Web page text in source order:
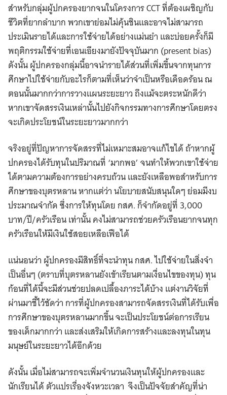
สำหรับกลุ่มผู้ปกครองยากจนในโครงการ CCT ที่ต้องเผชิญกับ
ชีวิตที่ยากลำบาก พวกเขาย่อมไม่คุ้นชินและอาจไม่สามารถ
ประเมินรายได้และการใช้จ่ายได้อย่างแม่นยำ และบ่อยครั้งก็มี
พฤติกรรมใช้จ่ายที่เอนเอียงมายังปัจจุบันมาก (present bias)
ดังนั้น ผู้ปกครองกลุ่มนี้อาจนำรายได้ส่วนที่เพิ่มขึ้นจากทุนการ
ศึกษาไปใช้จ่ายกับอะไรก็ตามที่เห็นว่าจำเป็นหรือเดือดร้อน ณ
ตอนนั้นมากกว่าการวางแผนระยะยาว ถึงแม้จะตระหนักดีว่า
หากเขาจัดสรรเงินเหล่านั้นไปยังกิจกรรมทางการศึกษาโดยตรง
จะเกิดประโยชน์ในระยะยาวมากกว่า
จริงอยู่ที่ปัญหาการจัดสรรที่ไม่เหมาะสมอาจแก้ไขได้ ถ้าหากผู้
ปกครองได้รับทุนในปริมาณที่ ‘มากพอ’ จนทำให้พวกเขาใช้จ่าย
ได้ตามความต้องการอย่างครบถ้วน และยังเหลือพอสำหรับการ
ศึกษาของบุตรหลาน หากแต่ว่า นโยบายสนับสนุนใดๆ ย่อมมีงบ
ประมาณจำกัด ซึ่งการให้ทุนโดย กสศ. ก็จำกัดอยู่ที่ 3,000
บาท/ปี/ครัวเรือน เท่านั้น คงไม่สามารถช่วยครัวเรือนยากจนทุก
ครัวเรือนให้มีเงินใช้สอยเหลือเฟือได้
แน่นอนว่า ผู้ปกครองมีสิทธิ์ที่จะนำทุน กสศ. ไปใช้จ่ายในสิ่งจำ
เป็นอื่นๆ (ตราบที่บุตรหลานยังเข้าเรียนตามเงื่อนไขของทุน) ทุน
ก้อนที่ได้นี้จะมีส่วนช่วยปลดเปลื้องภาระได้บ้าง แต่งานวิจัยที่
ผ่านมาชี้ไว้ชัดว่า การที่ผู้ปกครองสามารถจัดสรรเงินที่ได้รับเพื่อ
การศึกษาของบุตรหลานมากขึ้น จะเป็นประโยชน์ต่อการเรียน
ของเด็กมากกว่า และส่งเสริมให้เกิดการสร้างและลงทุนในทุน
มนุษย์ในระยะยาวได้อีกด้วย
ดังนั้น เมื่อไม่สามารถจะเพิ่มจำนวนเงินทุนให้ผู้ปกครองและ
นักเรียนได้ ตัวแปรเรื่องจังหวะเวลา จึงเป็นปัจจัยสำคัญที่น่า